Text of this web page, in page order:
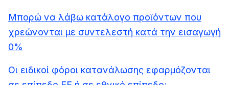
Μπορώ να λάβω κατάλογο προϊόντων που
χρεώνονται με συντελεστή κατά την εισαγωγή
0%
Οι ειδικοί φόροι κατανάλωσης εφαρμόζονται